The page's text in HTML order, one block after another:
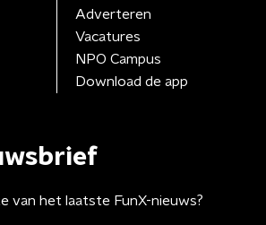
Adverteren
Vacatures
NPO Campus
Download de app
van het laatste FunX-nieuws?